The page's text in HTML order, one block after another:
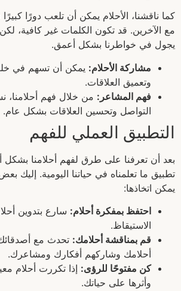
كما ناقشنا، الأحلام يمكن أن تلعب دورًا كبيرًا
مع الآخرين. قد تكون الكلمات غير كافية، لكن
يجول في خواطرنا بشكل أعمق.
مشاركة الأحلام: يمكن أن تسهم في
وتعميق العلاقات.
فهم المشاعر: من خلال فهم أحلامنا،
التواصل وتحسين العلاقات بشكل عام.
التطبيق العملي للفهم
بعد أن تعرفنا على طرق لفهم أحلامنا
تطبيق ما تعلمناه في حياتنا اليومية. إليك
يمكن اتخاذها:
احتفظ بمفكرة أحلام: سارع بتدوين
الاستيقاظ.
قم بمناقشة أحلامك: تحدث مع
أحلامك وشاركهم أفكارك ومشاعرك.
كن مفتوحًا للرؤى: إذا تكررت أحلام
وأثرها على حياتك.